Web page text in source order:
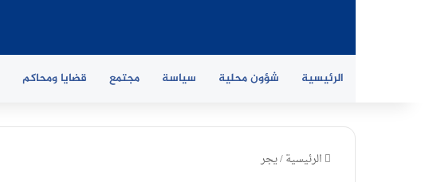
الرئيسية شؤون محلية سياسة مجتمع قضايا ومحاكم
الرئيسية/يجر